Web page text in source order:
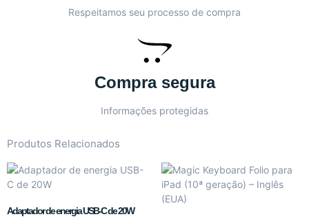
Respeitamos seu processo de compra
Compra segura
Informações protegidas
Produtos Relacionados
Adaptador de energia USB-C de 20W